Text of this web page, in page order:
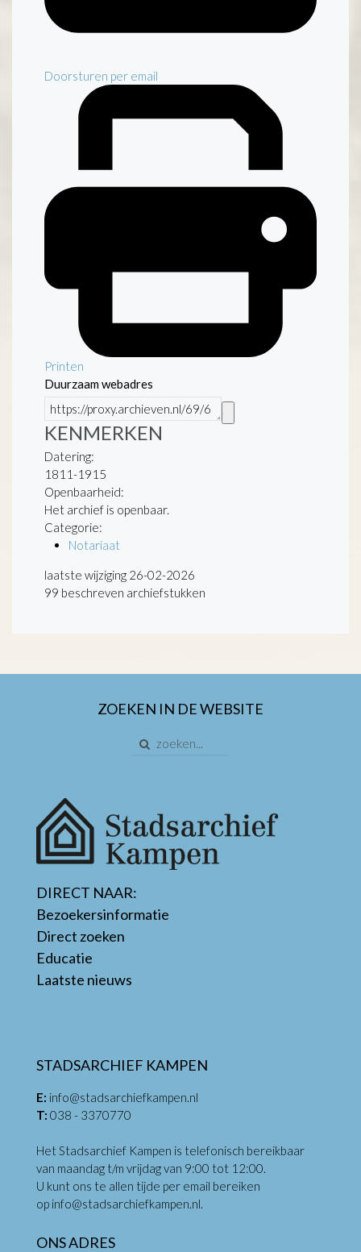
Doorsturen per email
Printen
Duurzaam webadres
KENMERKEN
Datering:
1811-1915
Openbaarheid:
Het archief is openbaar.
Categorie:
Notariaat
laatste wijziging 26-02-2026
99 beschreven archiefstukken
ZOEKEN IN DE WEBSITE
DIRECT NAAR:
Bezoekersinformatie
Direct zoeken
Educatie
Laatste nieuws
STADSARCHIEF KAMPEN
E: info@stadsarchiefkampen.nl
T: 038 - 3370770
Het Stadsarchief Kampen is telefonisch bereikbaar
van maandag t/m vrijdag van 9:00 tot 12:00.
U kunt ons te allen tijde per email bereiken
op info@stadsarchiefkampen.nl.
ONS ADRES